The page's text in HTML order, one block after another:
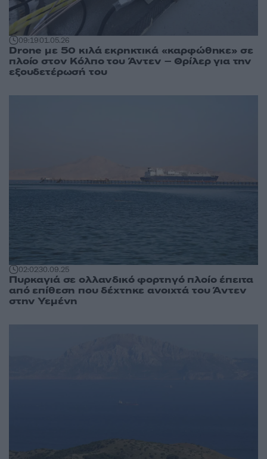
09:1901.05.26
Drone με 50 κιλά εκρηκτικά «καρφώθηκε» σε
πλοίο στον Κόλπο του Άντεν – Θρίλερ για την
εξουδετέρωσή του
02:0230.09.25
Πυρκαγιά σε ολλανδικό φορτηγό πλοίο έπειτα
από επίθεση που δέχτηκε ανοιχτά του Άντεν
στην Υεμένη